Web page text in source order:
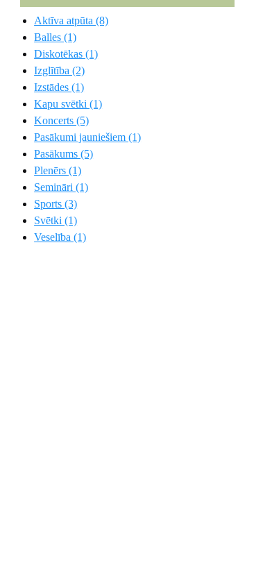
Aktīva atpūta (8)
Balles (1)
Diskotēkas (1)
Izglītība (2)
Izstādes (1)
Kapu svētki (1)
Koncerts (5)
Pasākumi jauniešiem (1)
Pasākums (5)
Plenērs (1)
Semināri (1)
Sports (3)
Svētki (1)
Veselība (1)